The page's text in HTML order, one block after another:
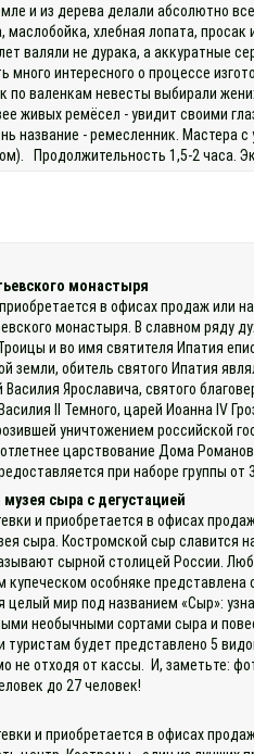
и из дерева делали абсолютно
маслобойка, хлебная лопата,
валяли не дурака, а аккуратные
интересного о процессе
по валенкам невесты выбирали
живых ремёсел - увидит своими
название - ремесленник.
Продолжительность 1,5-2 часа.
монастыря
в офисах продаж или
монастыря. В славном ряду
и во имя святителя Ипатия
земли, обитель святого Ипатия
Ярославича, святого
II Темного, царей Иоанна IV
уничтожением российской
царствование Дома
при наборе группы от
сыра с дегустацией
и приобретается в офисах
сыра. Костромской сыр
сырной столицей России.
купеческом особняке
мир под названием «Сыр»:
необычными сортами сыра и
будет представлено 5
не отходя от кассы. И, заметьте:
до 27 человек!
и приобретается в офисах